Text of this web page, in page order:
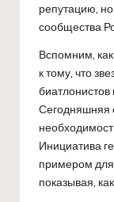
репутацию,
сообщества
Вспомним,
к тому, что
Сегодняшняя
Инициатива
примером для
показывая,